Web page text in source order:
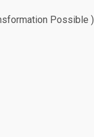
Possible )